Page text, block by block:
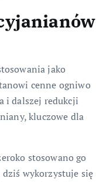
jako
cenne ogniwo
i dalszej redukcji
kluczowe dla
stosowano go
wykorzystuje się